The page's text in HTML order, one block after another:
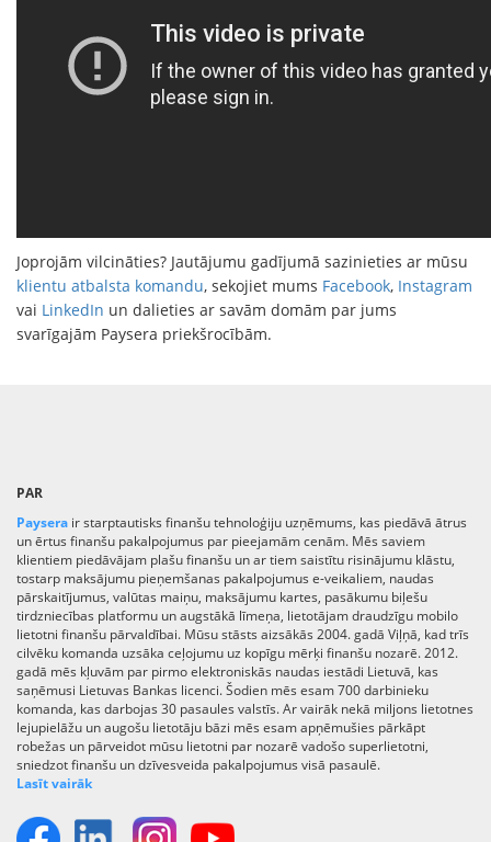
Joprojām vilcināties? Jautājumu gadījumā sazinieties ar mūsu
klientu atbalsta komandu, sekojiet mums Facebook, Instagram
vai LinkedIn un dalieties ar savām domām par jums
svarīgajām Paysera priekšrocībām.
PAR
Paysera ir starptautisks finanšu tehnoloģiju uzņēmums, kas piedāvā ātrus
un ērtus finanšu pakalpojumus par pieejamām cenām. Mēs saviem
klientiem piedāvājam plašu finanšu un ar tiem saistītu risinājumu klāstu,
tostarp maksājumu pieņemšanas pakalpojumus e-veikaliem, naudas
pārskaitījumus, valūtas maiņu, maksājumu kartes, pasākumu biļešu
tirdzniecības platformu un augstākā līmeņa, lietotājam draudzīgu mobilo
lietotni finanšu pārvaldībai. Mūsu stāsts aizsākās 2004. gadā Viļņā, kad trīs
cilvēku komanda uzsāka ceļojumu uz kopīgu mērķi finanšu nozarē. 2012.
gadā mēs kļuvām par pirmo elektroniskās naudas iestādi Lietuvā, kas
saņēmusi Lietuvas Bankas licenci. Šodien mēs esam 700 darbinieku
komanda, kas darbojas 30 pasaules valstīs. Ar vairāk nekā miljons lietotnes
lejupielāžu un augošu lietotāju bāzi mēs esam apņēmušies pārkāpt
robežas un pārveidot mūsu lietotni par nozarē vadošo superlietotni,
sniedzot finanšu un dzīvesveida pakalpojumus visā pasaulē.
Lasīt vairāk